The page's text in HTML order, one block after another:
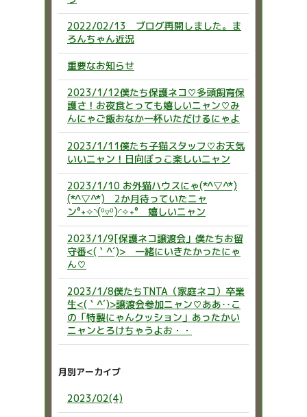
2022/02/13 ブログ再開しました。ま
ろんちゃん近況
重要なお知らせ
2023/1/12僕たち保護ネコ♡多頭飼育保
護さ！お夜食とっても嬉しいニャン♡み
んにゃご飯おなか一杯いただけるにゃよ
2023/1/11僕たち子猫スタッフ♡お天気
いいニャン！日向ぼっこ楽しいニャン
2023/1/10 お外猫ハウスにゃ(*^▽^*)
(*^▽^*) 2か月待っていたニャ
ン°˖✧◝(⁰▿⁰)◜✧˖° 嬉しいニャン
2023/1/9[保護ネコ譲渡会」僕たちお留
守番<(｀^´)> 一緒にいきたかったにゃ
ん♡
2023/1/8僕たちTNTA（家庭ネコ）卒業
生<(｀^´)>譲渡会参加ニャン♡ああ‥こ
の「特製にゃんクッション」あったかい
ニャンとろけちゃうよお・・
月別アーカイブ
2023/02(4)